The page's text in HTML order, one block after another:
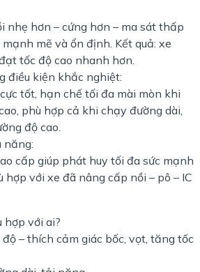
nhẹ hơn – cứng hơn – ma sát thấp
mẽ và ổn định. Kết quả: xe
tốc độ cao nhanh hơn.
điều kiện khắc nghiệt:
tốt, hạn chế tối đa mài mòn khi
phù hợp cả khi chạy đường dài,
độ cao.
năng:
cấp giúp phát huy tối đa sức mạnh
hợp với xe đã nâng cấp nồi – pô – IC
hợp với ai?
– thích cảm giác bốc, vọt, tăng tốc